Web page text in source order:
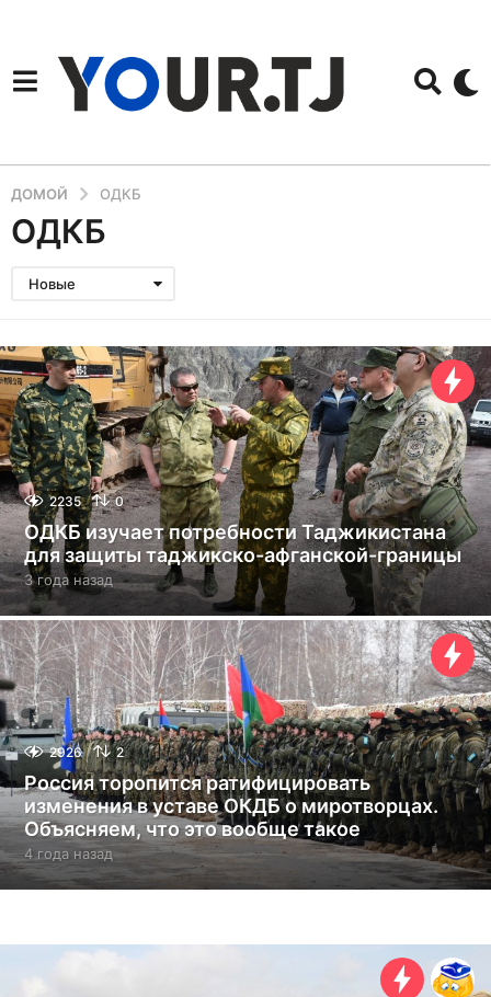
ДОМОЙ ОДКБ
ОДКБ
Новые
2235 0
ОДКБ изучает потребности Таджикистана
для защиты таджикско-афганской-границы
3 года назад3
о
д
а
н
а
з
а
д
2926 2
Россия торопится ратифицировать
изменения в уставе ОКДБ о миротворцах.
Объясняем, что это вообще такое
4 года назад4
г
о
н